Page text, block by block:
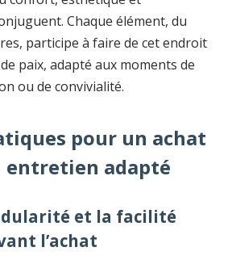
Chaque élément, du
participe à faire de cet endroit
paix, adapté aux moments de
ou de convivialité.
pour un achat
entretien adapté
et la facilité
l’achat